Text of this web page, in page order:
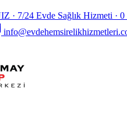
· 7/24 Evde Sağlık Hizmeti · 0